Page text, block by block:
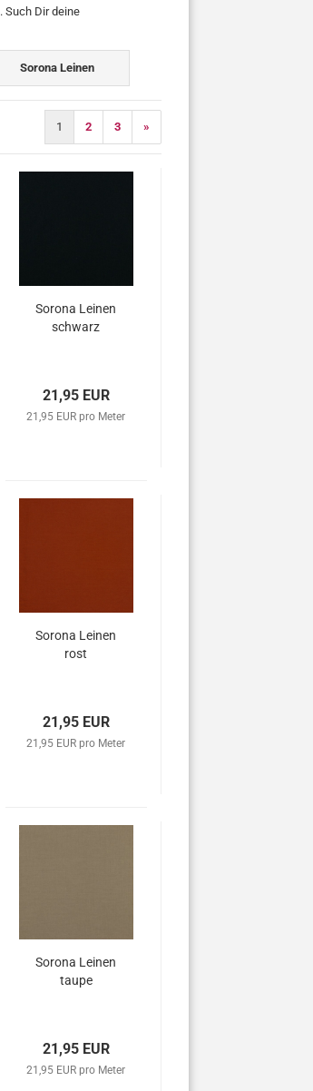
Such Dir deine
Sorona Leinen
1 2 3 »
Sorona Leinen
schwarz
21,95 EUR
21,95 EUR pro Meter
Sorona Leinen
rost
21,95 EUR
21,95 EUR pro Meter
Sorona Leinen
taupe
21,95 EUR
21,95 EUR pro Meter